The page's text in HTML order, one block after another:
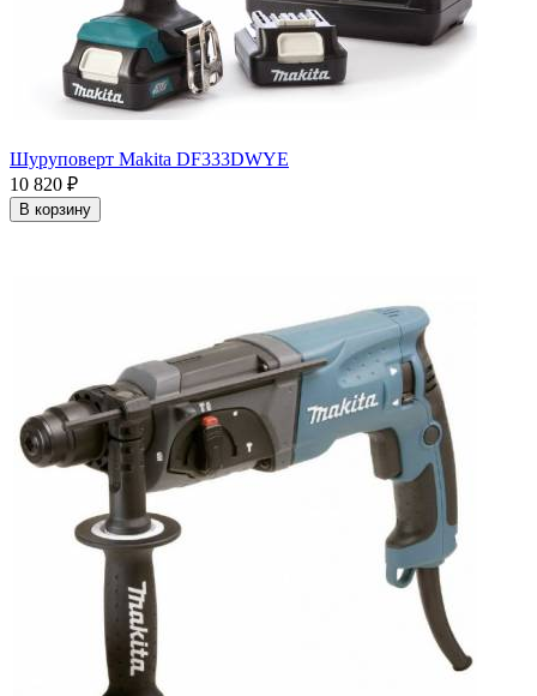
Шуруповерт Makita DF333DWYE
10 820 ₽
В корзину